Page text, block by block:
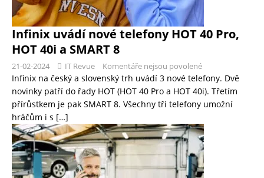
Infinix uvádí nové telefony HOT 40 Pro,
HOT 40i a SMART 8
21-02-2024 IT Revue Komentáře nejsou povolené
Infinix na český a slovenský trh uvádí 3 nové telefony. Dvě
novinky patří do řady HOT (HOT 40 Pro a HOT 40i). Třetím
přírůstkem je pak SMART 8. Všechny tři telefony umožní
hráčům i s […]